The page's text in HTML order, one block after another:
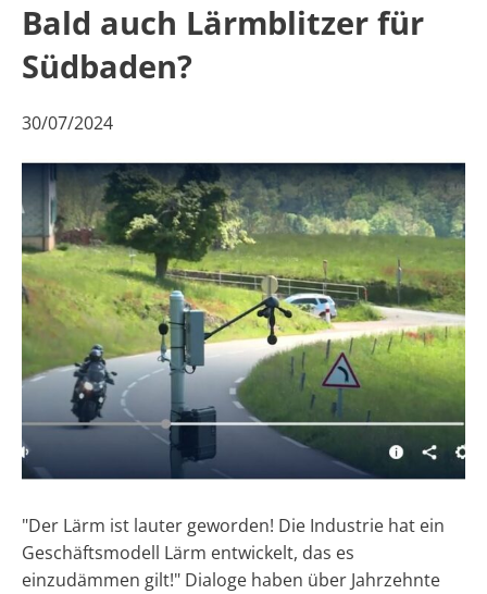
Bald auch Lärmblitzer für
Südbaden?
30/07/2024
"Der Lärm ist lauter geworden! Die Industrie hat ein
Geschäftsmodell Lärm entwickelt, das es
einzudämmen gilt!" Dialoge haben über Jahrzehnte